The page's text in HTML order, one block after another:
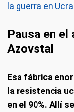
la guerra en
Pausa en el
Azovstal
Esa fábrica
la resistencia
en el 90%. Allí